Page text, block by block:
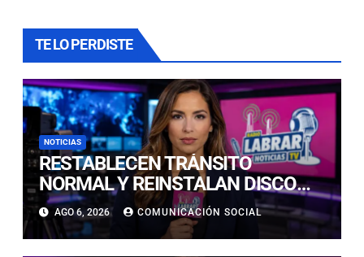
TE LO PERDISTE
NOTICIAS
RESTABLECEN TRÁNSITO
NORMAL Y REINSTALAN DISCO
“PARE” TRAS AVANCE DE OBRAS
EN CALLE LUIS FLORES CON JULIO
PRADO
AGO 6, 2026 COMUNICACIÓN SOCIAL